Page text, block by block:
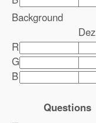
Background
Dez
R
G
B
Questions